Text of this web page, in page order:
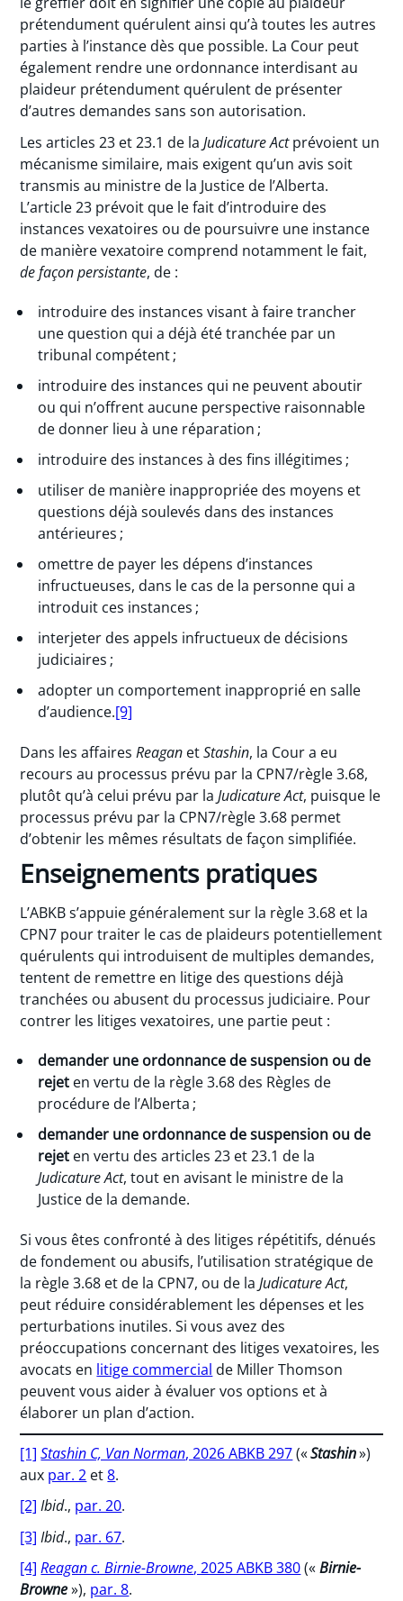
prétendument quérulent ainsi qu’à toutes les autres
parties à l’instance dès que possible. La Cour peut
également rendre une ordonnance interdisant au
plaideur prétendument quérulent de présenter
d’autres demandes sans son autorisation.
Les articles 23 et 23.1 de laJudicature Actprévoient un
mécanisme similaire, mais exigent qu’un avis soit
transmis au ministre de la Justice de l’Alberta.
L’article 23 prévoit que le fait d’introduire des
instances vexatoires ou de poursuivre une instance
de manière vexatoire comprend notamment le fait,
de façon persistante, de :
introduire des instances visant à faire trancher
une question qui a déjà été tranchée par un
tribunal compétent ;
introduire des instances qui ne peuvent aboutir
ou qui n’offrent aucune perspective raisonnable
de donner lieu à une réparation ;
introduire des instances à des fins illégitimes ;
utiliser de manière inappropriée des moyens et
questions déjà soulevés dans des instances
antérieures ;
omettre de payer les dépens d’instances
infructueuses, dans le cas de la personne qui a
introduit ces instances ;
interjeter des appels infructueux de décisions
judiciaires ;
adopter un comportement inapproprié en salle
d’audience.[9]
Dans les affairesReagan etStashin, la Cour a eu
recours au processus prévu par la CPN7/règle 3.68,
plutôt qu’à celui prévu par laJudicature Act, puisque le
processus prévu par la CPN7/règle 3.68 permet
d’obtenir les mêmes résultats de façon simplifiée.
Enseignements pratiques
L’ABKB s’appuie généralement sur la règle 3.68 et la
CPN7 pour traiter le cas de plaideurs potentiellement
quérulents qui introduisent de multiples demandes,
tentent de remettre en litige des questions déjà
tranchées ou abusent du processus judiciaire. Pour
contrer les litiges vexatoires, une partie peut :
demander une ordonnance de suspension ou de
rejet en vertu de la règle 3.68 des Règles de
procédure de l’Alberta ;
demander une ordonnance de suspension ou de
rejet en vertu des articles 23 et 23.1 de la
Judicature Act, tout en avisant le ministre de la
Justice de la demande.
Si vous êtes confronté à des litiges répétitifs, dénués
de fondement ou abusifs, l’utilisation stratégique de
la règle 3.68 et de la CPN7, ou de laJudicature Act,
peut réduire considérablement les dépenses et les
perturbations inutiles. Si vous avez des
préoccupations concernant des litiges vexatoires, les
avocats en litige commercial de Miller Thomson
peuvent vous aider à évaluer vos options et à
élaborer un plan d’action.
[1] Stashin C, Van Norman, 2026 ABKB 297(«Stashin»)
aux par. 2 et8.
[2] Ibid., par. 20.
[3] Ibid., par. 67.
[4] Reagan c. Birnie-Browne, 2025 ABKB 380(«Birnie-
Browne»), par. 8.